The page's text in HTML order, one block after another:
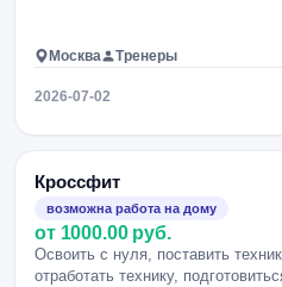
Москва Тренеры
2026-07-02
Кроссфит
возможна работа на дому
от 1000.00 руб.
Освоить с нуля, поставить
отработать технику,